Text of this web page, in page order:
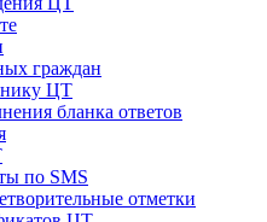
граждан
ЦТ
бланка ответов
по SMS
отметки